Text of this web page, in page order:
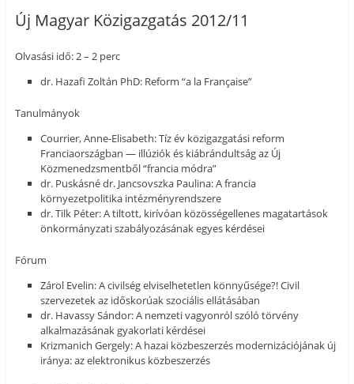
Új Magyar Közigazgatás 2012/11
Olvasási idő: 2 – 2 perc
dr. Hazafi Zoltán PhD: Reform “a la Française”
Tanulmányok
Courrier, Anne-Elisabeth: Tíz év közigazgatási reform
Franciaországban — illúziók és kiábrándultság az Új
Közmenedzsmentből “francia módra”
dr. Puskásné dr. Jancsovszka Paulina: A francia
környezetpolitika intézményrendszere
dr. Tilk Péter: A tiltott, kirívóan közösségellenes magatartások
önkormányzati szabályozásának egyes kérdései
Fórum
Zárol Evelin: A civilség elviselhetetlen könnyűsége?! Civil
szervezetek az időskorúak szociális ellátásában
dr. Havassy Sándor: A nemzeti vagyonról szóló törvény
alkalmazásának gyakorlati kérdései
Krizmanich Gergely: A hazai közbeszerzés modernizációjának új
iránya: az elektronikus közbeszerzés